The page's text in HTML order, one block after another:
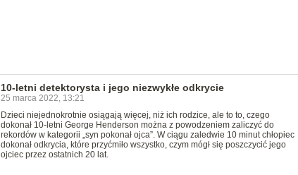
10-letni detektorysta i jego niezwykłe odkrycie
25 marca 2022, 13:21
Dzieci niejednokrotnie osiągają więcej, niż ich rodzice, ale to to, czego
dokonał 10-letni George Henderson można z powodzeniem zaliczyć do
rekordów w kategorii „syn pokonał ojca”. W ciągu zaledwie 10 minut chłopiec
dokonał odkrycia, które przyćmiło wszystko, czym mógł się poszczycić jego
ojciec przez ostatnich 20 lat.